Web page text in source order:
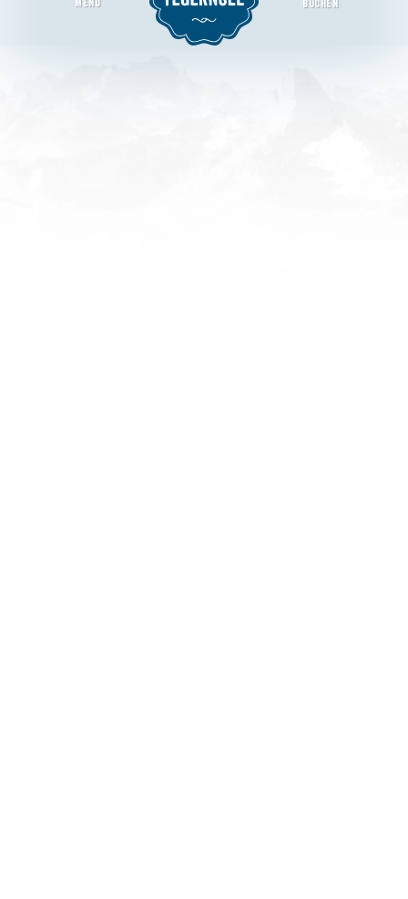
Bushaltestelle Adrian-Stoop-Straße
MENU BUCHEN